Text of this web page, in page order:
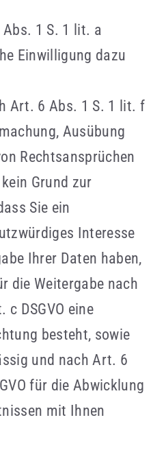
1 S. 1 lit. a
Einwilligung dazu
Art. 6 Abs. 1 S. 1 lit. f
Ausübung
Rechtsansprüchen
Grund zur
Sie ein
Interesse
Ihrer Daten haben,
die Weitergabe nach
DSGVO eine
besteht, sowie
und nach Art. 6
für die Abwicklung
mit Ihnen